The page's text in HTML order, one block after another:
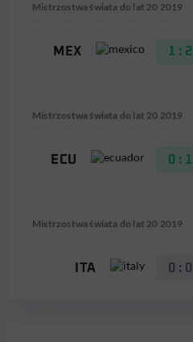
Mistrzostwa świata do lat 20 2019
MEX 1 : 2
Mistrzostwa świata do lat 20 2019
ECU 0 : 1
Mistrzostwa świata do lat 20 2019
ITA 0 : 0